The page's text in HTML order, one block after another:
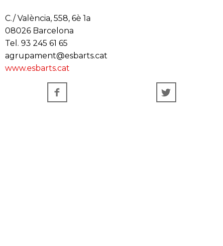
C./ València, 558, 6è 1a
08026 Barcelona
Tel. 93 245 61 65
agrupament@esbarts.cat
www.esbarts.cat